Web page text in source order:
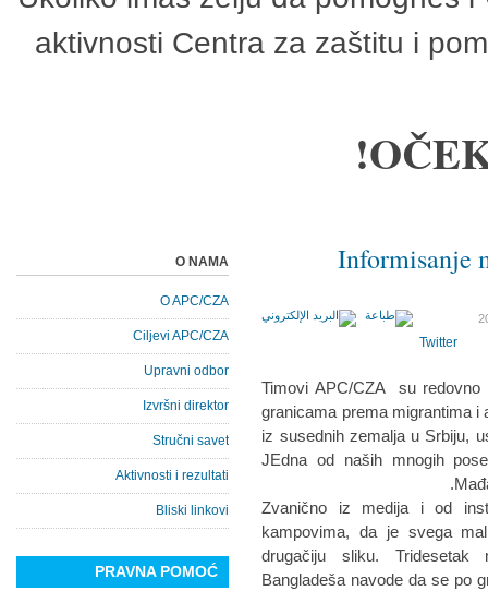
aktivnosti Centra za zaštitu i
Informisanje
Twitter
Timovi APC/CZA su redovno
granicama prema migrantima i
iz susednih zemalja u Srbiju,
JEdna od naših mnogih
Zvanično iz medija i od
kampovima, da je svega
drugačiju sliku. Tridesetak
Bangladeša navode da se po
O NAMA
O APC/CZA
Ciljevi APC/CZA
Upravni odbor
Izvršni direktor
Stručni savet
Aktivnosti i rezultati
Bliski linkovi
PRAVNA POMOĆ